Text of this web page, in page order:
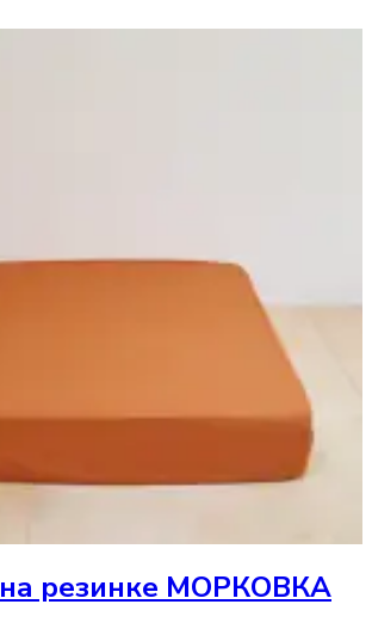
на резинке МОРКОВКА